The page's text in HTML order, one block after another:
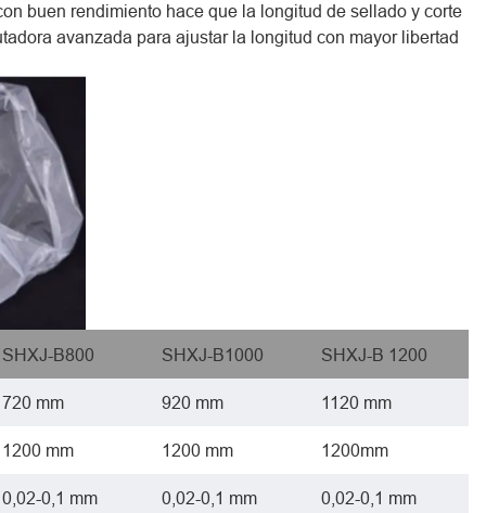
buen rendimiento hace que la longitud de sellado y corte
avanzada para ajustar la longitud con mayor libertad
SHXJ-B800 SHXJ-B1000 SHXJ-B 1200
720 mm 920 mm 1120 mm
1200 mm 1200 mm 1200mm
0,02-0,1 mm 0,02-0,1 mm 0,02-0,1 mm